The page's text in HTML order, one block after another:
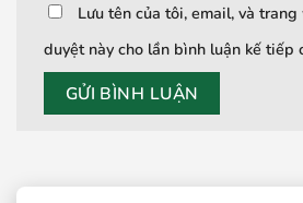
Lưu tên của tôi, email, và
duyệt này cho lần bình luận kế tiếp